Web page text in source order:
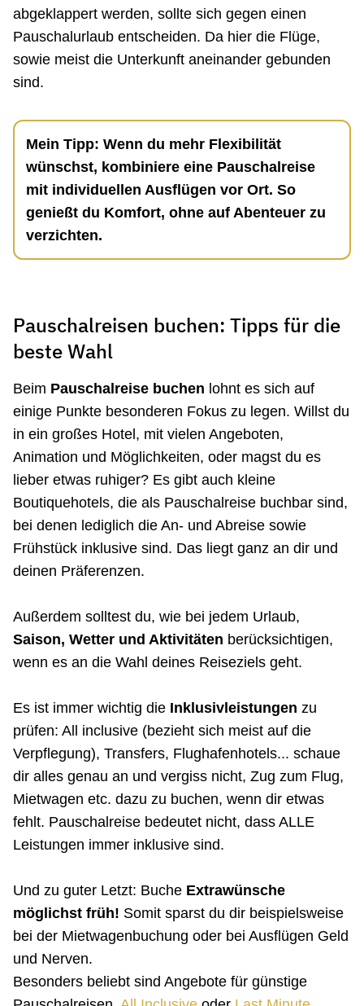
abgeklappert werden, sollte sich gegen einen
Pauschalurlaub entscheiden. Da hier die Flüge,
sowie meist die Unterkunft aneinander gebunden
sind.
Mein Tipp: Wenn du mehr Flexibilität
wünschst, kombiniere eine Pauschalreise
mit individuellen Ausflügen vor Ort. So
genießt du Komfort, ohne auf Abenteuer zu
verzichten.
Pauschalreisen buchen: Tipps für die
beste Wahl
Beim Pauschalreise buchen lohnt es sich auf
einige Punkte besonderen Fokus zu legen. Willst du
in ein großes Hotel, mit vielen Angeboten,
Animation und Möglichkeiten, oder magst du es
lieber etwas ruhiger? Es gibt auch kleine
Boutiquehotels, die als Pauschalreise buchbar sind,
bei denen lediglich die An- und Abreise sowie
Frühstück inklusive sind. Das liegt ganz an dir und
deinen Präferenzen.
Außerdem solltest du, wie bei jedem Urlaub,
Saison, Wetter und Aktivitäten berücksichtigen,
wenn es an die Wahl deines Reiseziels geht.
Es ist immer wichtig die Inklusivleistungen zu
prüfen: All inclusive (bezieht sich meist auf die
Verpflegung), Transfers, Flughafenhotels... schaue
dir alles genau an und vergiss nicht, Zug zum Flug,
Mietwagen etc. dazu zu buchen, wenn dir etwas
fehlt. Pauschalreise bedeutet nicht, dass ALLE
Leistungen immer inklusive sind.
Und zu guter Letzt: Buche Extrawünsche
möglichst früh! Somit sparst du dir beispielsweise
bei der Mietwagenbuchung oder bei Ausflügen Geld
und Nerven.
Besonders beliebt sind Angebote für günstige